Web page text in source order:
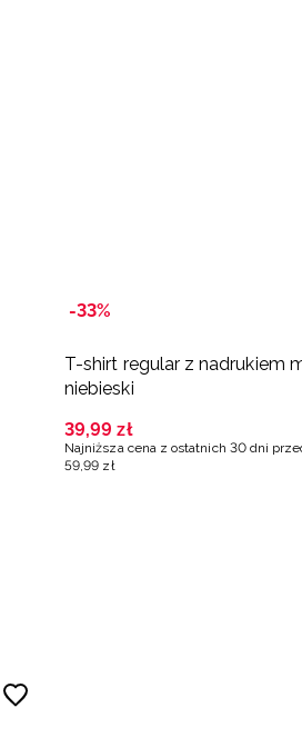
-33%
T-shirt regular z nadrukiem
niebieski
39,99 zł
Najniższa cena z ostatnich 30 dni
59,99 zł